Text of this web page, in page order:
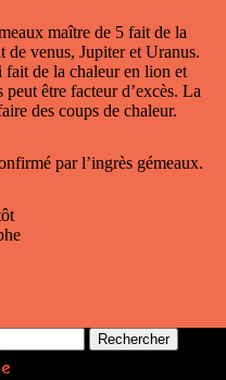
maître de 5 fait de la
de venus, Jupiter et Uranus.
fait de la chaleur en lion et
être facteur d’excès. La
des coups de chaleur.
par l’ingrès gémeaux.